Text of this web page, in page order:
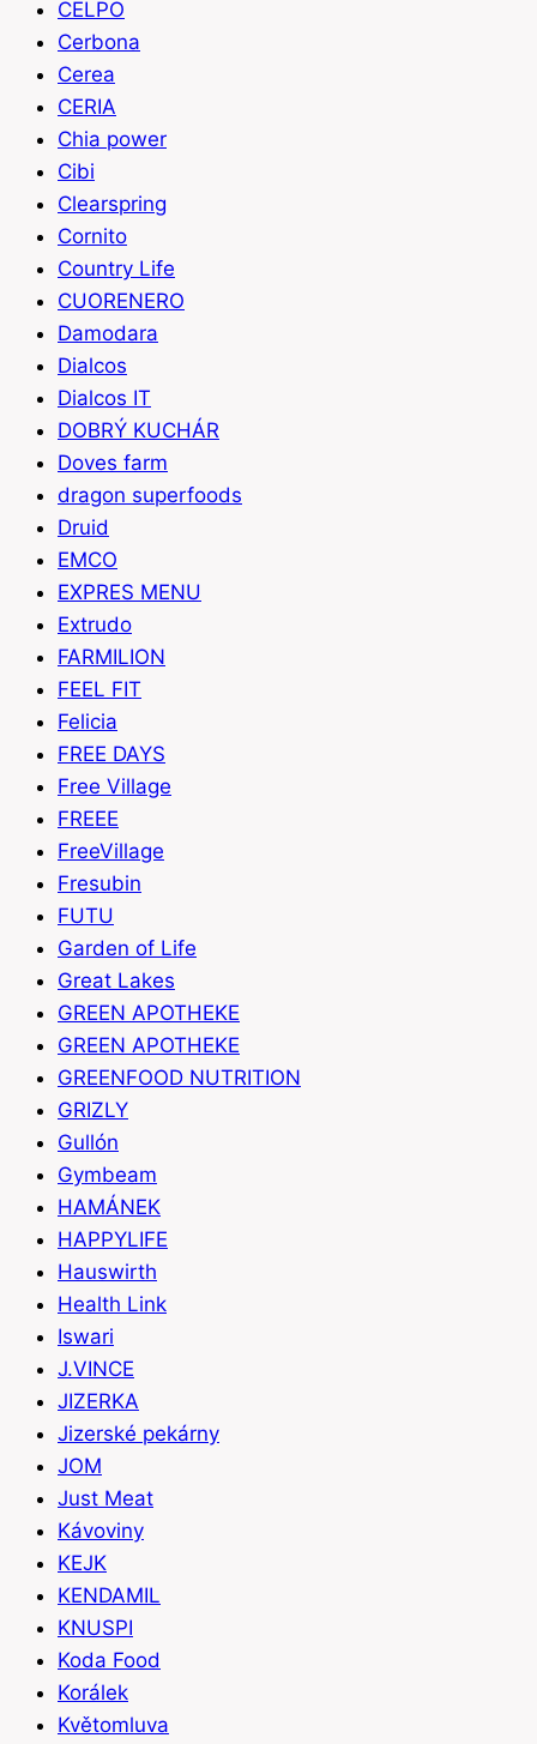
CELPO
Cerbona
Cerea
CERIA
Chia power
Cibi
Clearspring
Cornito
Country Life
CUORENERO
Damodara
Dialcos
Dialcos IT
DOBRÝ KUCHÁR
Doves farm
dragon superfoods
Druid
EMCO
EXPRES MENU
Extrudo
FARMILION
FEEL FIT
Felicia
FREE DAYS
Free Village
FREEE
FreeVillage
Fresubin
FUTU
Garden of Life
Great Lakes
GREEN APOTHEKE
GREEN APOTHEKE
GREENFOOD NUTRITION
GRIZLY
Gullón
Gymbeam
HAMÁNEK
HAPPYLIFE
Hauswirth
Health Link
Iswari
J.VINCE
JIZERKA
Jizerské pekárny
JOM
Just Meat
Kávoviny
KEJK
KENDAMIL
KNUSPI
Koda Food
Korálek
Květomluva